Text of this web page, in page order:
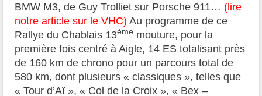
BMW M3, de Guy Trolliet sur Porsche 911… ( lire
notre article sur le VHC) Au programme de ce
Rallye du Chablais 13ème mouture, pour la
première fois centré à Aigle, 14 ES totalisant près
de 160 km de chrono pour un parcours total de
580 km, dont plusieurs « classiques », telles que
« Tour d’Aï », « Col de la Croix », « Bex –